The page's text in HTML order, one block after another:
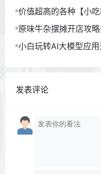
价值超高的各种【小
原味牛杂摆摊开店攻
小白玩转AI大模型应用
发表评论